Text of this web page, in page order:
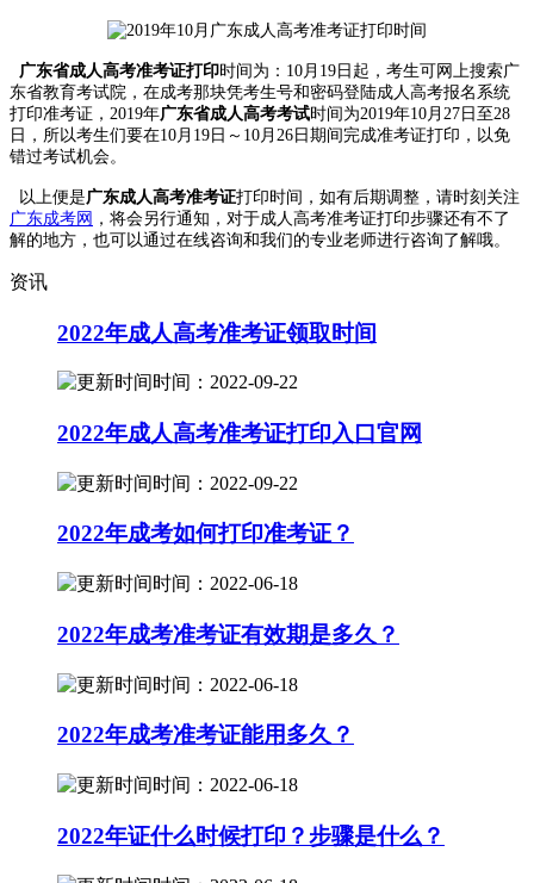
广东省成人高考准考证打印时间为：10月19日起，考生可网上搜索广
东省教育考试院，在成考那块凭考生号和密码登陆成人高考报名系统
打印准考证，2019年广东省成人高考考试时间为2019年10月27日至28
日，所以考生们要在10月19日～10月26日期间完成准考证打印，以免
错过考试机会。
以上便是广东成人高考准考证打印时间，如有后期调整，请时刻关注
广东成考网 ，将会另行通知，对于成人高考准考证打印步骤还有不了
解的地方，也可以通过在线咨询和我们的专业老师进行咨询了解哦。
资讯
2022年成人高考准考证领取时间
时间：2022-09-22
2022年成人高考准考证打印入口官网
时间：2022-09-22
2022年成考如何打印准考证？
时间：2022-06-18
2022年成考准考证有效期是多久？
时间：2022-06-18
2022年成考准考证能用多久？
时间：2022-06-18
2022年证什么时候打印？步骤是什么？